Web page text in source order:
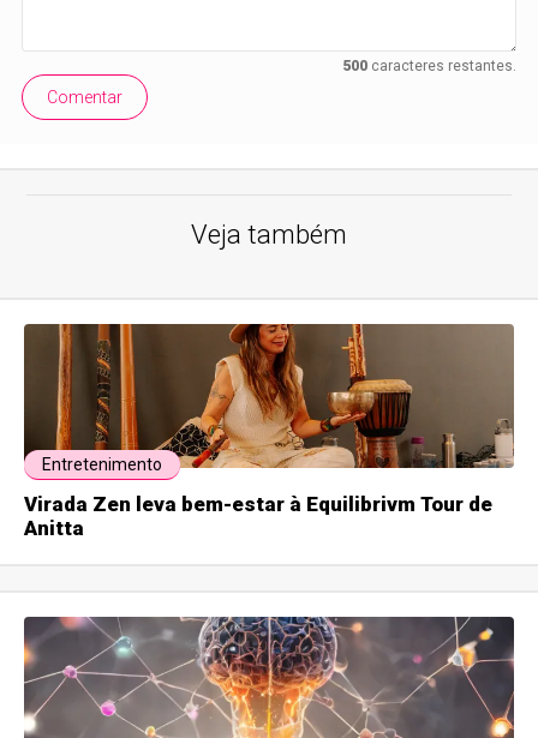
500caracteres restantes.
Comentar
Veja também
Entretenimento
Virada Zen leva bem-estar à Equilibrivm Tour de
Anitta